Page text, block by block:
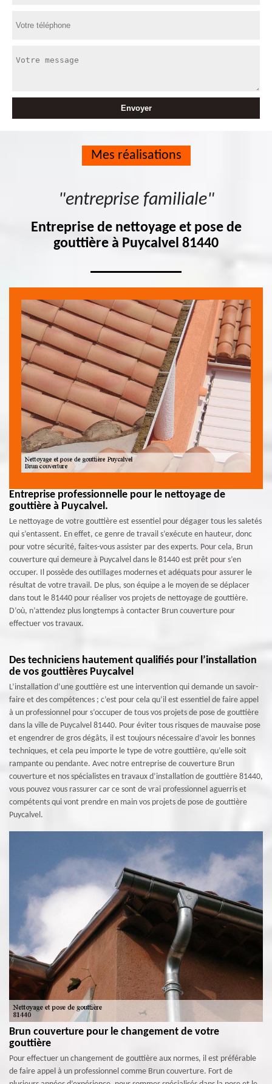
Mes réalisations
"entreprise familiale"
Entreprise de nettoyage et pose de
gouttière à Puycalvel 81440
Entreprise professionnelle pour le nettoyage de
gouttière à Puycalvel.
Le nettoyage de votre gouttière est essentiel pour dégager tous les saletés
qui s’entassent. En effet, ce genre de travail s’exécute en hauteur, donc
pour votre sécurité, faites-vous assister par des experts. Pour cela, Brun
couverture qui demeure à Puycalvel dans le 81440 est prêt pour s’en
occuper. Il possède des outillages modernes et adéquats pour assurer le
résultat de votre travail. De plus, son équipe a le moyen de se déplacer
dans tout le 81440 pour réaliser vos projets de nettoyage de gouttière.
D’où, n’attendez plus longtemps à contacter Brun couverture pour
effectuer vos travaux.
Des techniciens hautement qualifiés pour l’installation
de vos gouttières Puycalvel
L’installation d’une gouttière est une intervention qui demande un savoir-
faire et des compétences ; c’est pour cela qu’il est essentiel de faire appel
à un professionnel pour s’occuper de tous vos projets de pose de gouttière
dans la ville de Puycalvel 81440. Pour éviter tous risques de mauvaise pose
et engendrer de gros dégâts, il est toujours nécessaire d’avoir les bonnes
techniques, et cela peu importe le type de votre gouttière, qu’elle soit
rampante ou pendante. Avec notre entreprise de couverture Brun
couverture et nos spécialistes en travaux d’installation de gouttière 81440,
vous pouvez vous rassurer car ce sont de vrai professionnel aguerris et
compétents qui vont prendre en main vos projets de pose de gouttière
Puycalvel.
Brun couverture pour le changement de votre
gouttière
Pour effectuer un changement de gouttière aux normes, il est préférable
de faire appel à un professionnel comme Brun couverture. Fort de